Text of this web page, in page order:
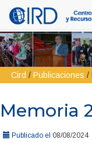
Cird / Publicaciones /
Memoria
Publicado el 08/08/2024